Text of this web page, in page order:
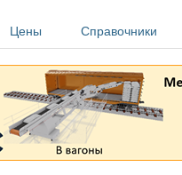
Цены Справочники